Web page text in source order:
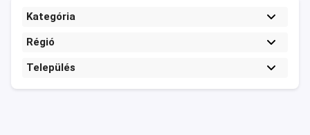
Kategória
Régió
Település